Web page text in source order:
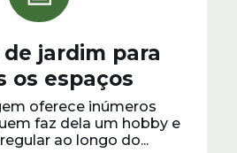
de jardim para
os espaços
oferece inúmeros
faz dela um hobby e
ao longo do...